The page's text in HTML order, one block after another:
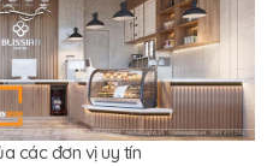
các đơn vị uy tín